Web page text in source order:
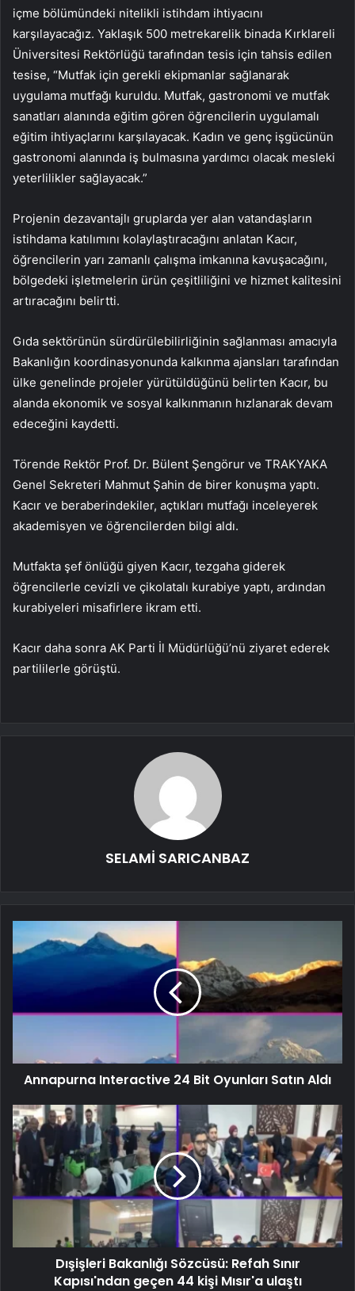
içme bölümündeki nitelikli istihdam ihtiyacını
karşılayacağız. Yaklaşık 500 metrekarelik binada Kırklareli
Üniversitesi Rektörlüğü tarafından tesis için tahsis edilen
tesise, “Mutfak için gerekli ekipmanlar sağlanarak
uygulama mutfağı kuruldu. Mutfak, gastronomi ve mutfak
sanatları alanında eğitim gören öğrencilerin uygulamalı
eğitim ihtiyaçlarını karşılayacak. Kadın ve genç işgücünün
gastronomi alanında iş bulmasına yardımcı olacak mesleki
yeterlilikler sağlayacak.”
Projenin dezavantajlı gruplarda yer alan vatandaşların
istihdama katılımını kolaylaştıracağını anlatan Kacır,
öğrencilerin yarı zamanlı çalışma imkanına kavuşacağını,
bölgedeki işletmelerin ürün çeşitliliğini ve hizmet kalitesini
artıracağını belirtti.
Gıda sektörünün sürdürülebilirliğinin sağlanması amacıyla
Bakanlığın koordinasyonunda kalkınma ajansları tarafından
ülke genelinde projeler yürütüldüğünü belirten Kacır, bu
alanda ekonomik ve sosyal kalkınmanın hızlanarak devam
edeceğini kaydetti.
Törende Rektör Prof. Dr. Bülent Şengörur ve TRAKYAKA
Genel Sekreteri Mahmut Şahin de birer konuşma yaptı.
Kacır ve beraberindekiler, açtıkları mutfağı inceleyerek
akademisyen ve öğrencilerden bilgi aldı.
Mutfakta şef önlüğü giyen Kacır, tezgaha giderek
öğrencilerle cevizli ve çikolatalı kurabiye yaptı, ardından
kurabiyeleri misafirlere ikram etti.
Kacır daha sonra AK Parti İl Müdürlüğü’nü ziyaret ederek
partililerle görüştü.
SELAMİ SARICANBAZ
Annapurna Interactive 24 Bit Oyunları Satın Aldı
Dışişleri Bakanlığı Sözcüsü: Refah Sınır
Kapısı'ndan geçen 44 kişi Mısır'a ulaştı